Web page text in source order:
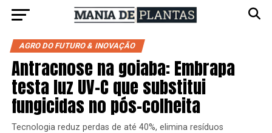
AGRO DO FUTURO & INOVAÇÃO
Antracnose na goiaba: Embrapa
testa luz UV-C que substitui
fungicidas no pós-colheita
Tecnologia reduz perdas de até 40%, elimina resíduos